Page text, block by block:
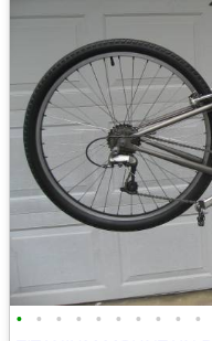
• • • • • • • • • •